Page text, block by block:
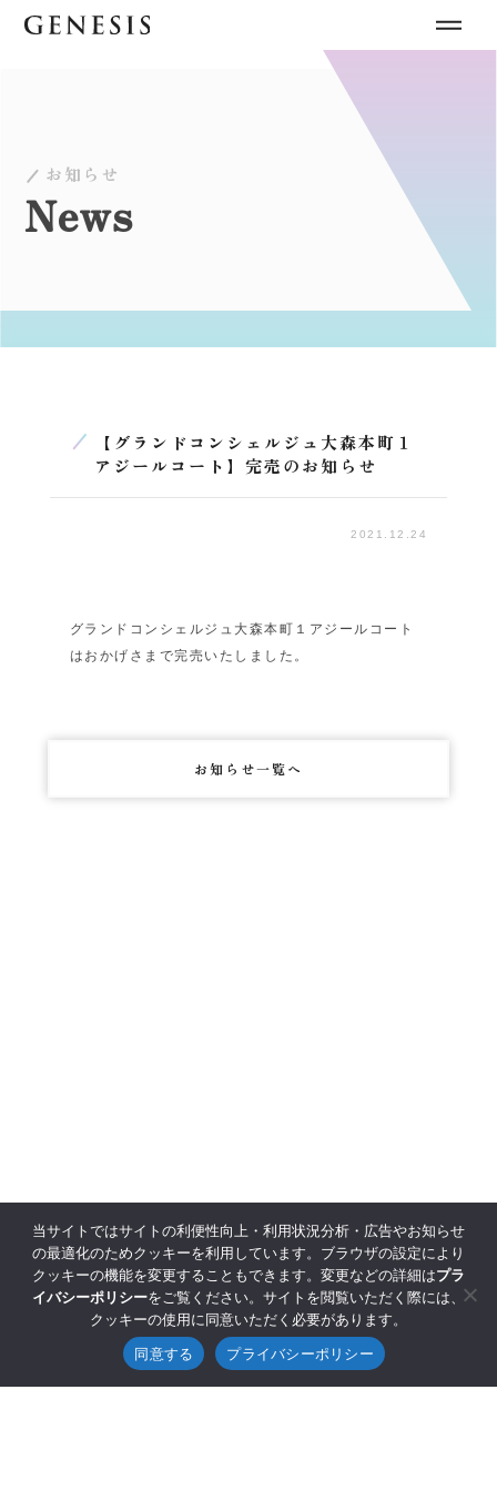
お知らせ
News
【グランドコンシェルジュ大森本町１
アジールコート】完売のお知らせ
2021.12.24
グランドコンシェルジュ大森本町１アジールコート
はおかげさまで完売いたしました。
お知らせ一覧へ
当サイトではサイトの利便性向上・利用状況分析・広告やお知らせ
の最適化のためクッキーを利用しています。ブラウザの設定により
クッキーの機能を変更することもできます。変更などの詳細はプラ
イバシーポリシーをご覧ください。サイトを閲覧いただく際には、
クッキーの使用に同意いただく必要があります。
同意する
プライバシーポリシー